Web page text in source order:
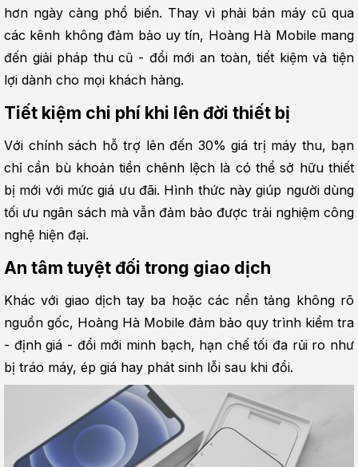
hơn ngày càng phổ biến. Thay vì phải bán máy cũ qua
các kênh không đảm bảo uy tín, Hoàng Hà Mobile mang
đến giải pháp thu cũ - đổi mới an toàn, tiết kiệm và tiện
lợi dành cho mọi khách hàng.
Tiết kiệm chi phí khi lên đời thiết bị
Với chính sách hỗ trợ lên đến 30% giá trị máy thu, bạn
chỉ cần bù khoản tiền chênh lệch là có thể sở hữu thiết
bị mới với mức giá ưu đãi. Hình thức này giúp người dùng
tối ưu ngân sách mà vẫn đảm bảo được trải nghiệm công
nghệ hiện đại.
An tâm tuyệt đối trong giao dịch
Khác với giao dịch tay ba hoặc các nền tảng không rõ
nguồn gốc, Hoàng Hà Mobile đảm bảo quy trình kiểm tra
- định giá - đổi mới minh bạch, hạn chế tối đa rủi ro như
bị tráo máy, ép giá hay phát sinh lỗi sau khi đổi.